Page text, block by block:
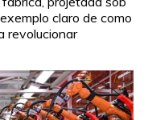
claro de como
revolucionar